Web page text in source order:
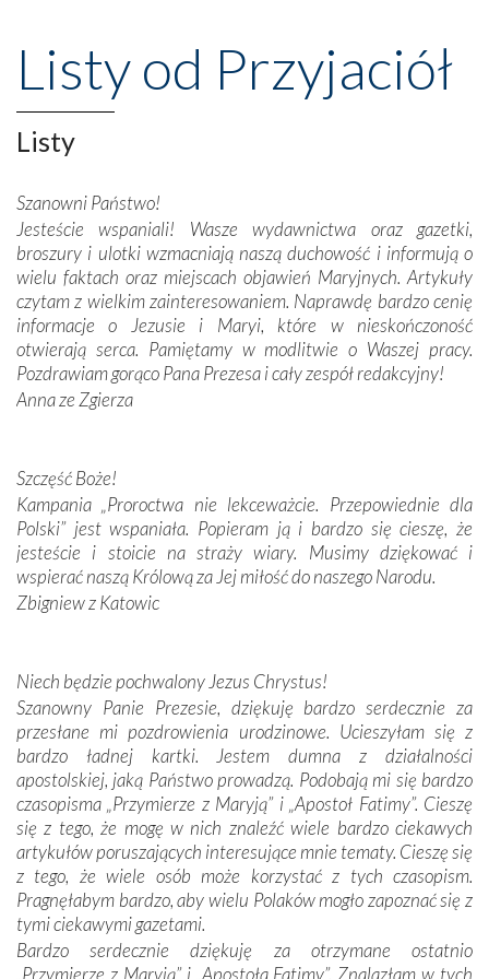
Opatrznościową pomoc w wygranej bitwie o
niepodległość kraju. Zachwyt budziła potężna, a zarazem
misterna architektura tych monumentalnych dzieł,
wspaniałe zdobienia, dbałość ich twórców o detale,
połączenie talentów z wytrwałością i pracowitością
Podążyliśmy też śladami fatimskich wizjonerów – Łucji
dos Santos oraz świętych Hiacynty i Franciszka Marto.
Modliliśmy się przy ich grobach. Odprawiliśmy Drogę
Krzyżową w ich rodzinnych stronach, odwiedziliśmy
domy, w których żyli.
W miejscu objawień Matki Bożej zapaliliśmy świece
przywiezione wraz z intencjami powierzonymi nam przez
spotykaliśmy się z serdeczną otwartością
Portugalczyków. Podziwialiśmy ich ludową sztukę i
zwyczaje. Mimo że nasze kraje są od siebie bardzo
oddalone, w żaden sposób nie czuliśmy się obco.
Sprawiła to oczywiście sama Matka Boża, ale też
kulturowa bliskość biorąca swój początek w naszej
wspólnej wierze. Podczas wyjazdów do historycznych
mieliśmy okazję przekonać się, że Maryja swoją opieką
otacza nie tylko nasz naród, lecz wszystkie nacje, które
się Jej ufnie oddają, a także każdą osobę, która zawierza
Jej siebie oraz swych bliskich.
Dzieje Portugalii to również historia wierności Bogu i
odstępstw, także w życiu władców. Trudne momenty w
wymiarze tak osobistym, jak i zbiorowym, przypominają o
konieczności ciągłego zabiegania o własną duszę i o łaskę
Opatrzności. Wierność przynosi pomyślność –
przynajmniej w życiu duchowym. Odstępstwo owocuje
nieszczęściem i śmiercią. Te uniwersalne prawdy
przychodziły na myśl, gdy słuchaliśmy opowieści
Listy od Przyjaciół
Listy
Szanowni Państwo!
Jesteście wspaniali! Wasze wydawnictwa oraz gazetki,
broszury i ulotki wzmacniają naszą duchowość i informują o
wielu faktach oraz miejscach objawień Maryjnych. Artykuły
czytam z wielkim zainteresowaniem. Naprawdę bardzo cenię
informacje o Jezusie i Maryi, które w nieskończoność
otwierają serca. Pamiętamy w modlitwie o Waszej pracy.
Pozdrawiam gorąco Pana Prezesa i cały zespół redakcyjny!
Anna ze Zgierza
Szczęść Boże!
Kampania „Proroctwa nie lekceważcie. Przepowiednie dla
Polski” jest wspaniała. Popieram ją i bardzo się cieszę, że
jesteście i stoicie na straży wiary. Musimy dziękować i
wspierać naszą Królową za Jej miłość do naszego Narodu.
Zbigniew z Katowic
Niech będzie pochwalony Jezus Chrystus!
Szanowny Panie Prezesie, dziękuję bardzo serdecznie za
przesłane mi pozdrowienia urodzinowe. Ucieszyłam się z
bardzo ładnej kartki. Jestem dumna z działalności
apostolskiej, jaką Państwo prowadzą. Podobają mi się bardzo
czasopisma „Przymierze z Maryją” i „Apostoł Fatimy”. Cieszę
się z tego, że mogę w nich znaleźć wiele bardzo ciekawych
artykułów poruszających interesujące mnie tematy. Cieszę się
z tego, że wiele osób może korzystać z tych czasopism.
Pragnęłabym bardzo, aby wielu Polaków mogło zapoznać się z
tymi ciekawymi gazetami.
Bardzo serdecznie dziękuję za otrzymane ostatnio
„Przymierze z Maryją” i „Apostoła Fatimy”. Znalazłam w tych